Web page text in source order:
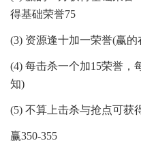
得基础荣誉75
(3) 资源逢十加一荣誉(赢
(4) 每击杀一个加15荣誉，
知)
(5) 不算上击杀与抢点可获
赢350-355